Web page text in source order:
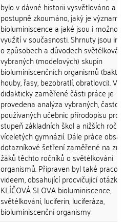
bylo v dávné historii vysvětlováno a
postupně zkoumáno, jaký je význam
bioluminiscence a jaké jsou i
využití v současnosti. Shrnuty jsou
o způsobech a důvodech
vybraných (modelových) skupin
bioluminiscenčních organismů
houby, řasy, bezobratlí, obratlovci). V
didakticky zaměřené části práce je
provedena analýza vybraných, často
používaných učebnic přírodopisu pro
stupeň základních škol a nižších
víceletých gymnázií. Dále práce
dotazníkové šetření zaměřené na
žáků těchto ročníků o světélkování
organismů. Připraven byl také
videem, obsahující procvičující otázky.
KLÍČOVÁ SLOVA bioluminiscence,
světélkování, luciferin, luciferáza,
bioluminiscenční organismy